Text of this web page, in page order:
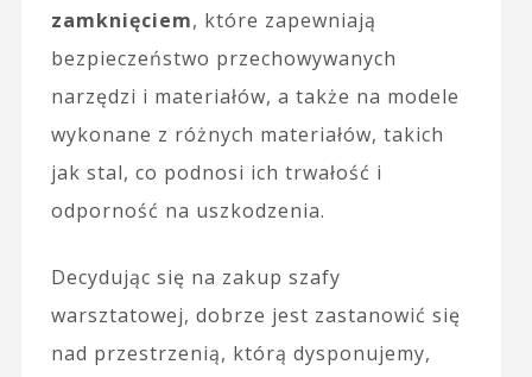
zamknięciem, które zapewniają
bezpieczeństwo przechowywanych
narzędzi i materiałów, a także na modele
wykonane z różnych materiałów, takich
jak stal, co podnosi ich trwałość i
odporność na uszkodzenia.
Decydując się na zakup szafy
warsztatowej, dobrze jest zastanowić się
nad przestrzenią, którą dysponujemy,